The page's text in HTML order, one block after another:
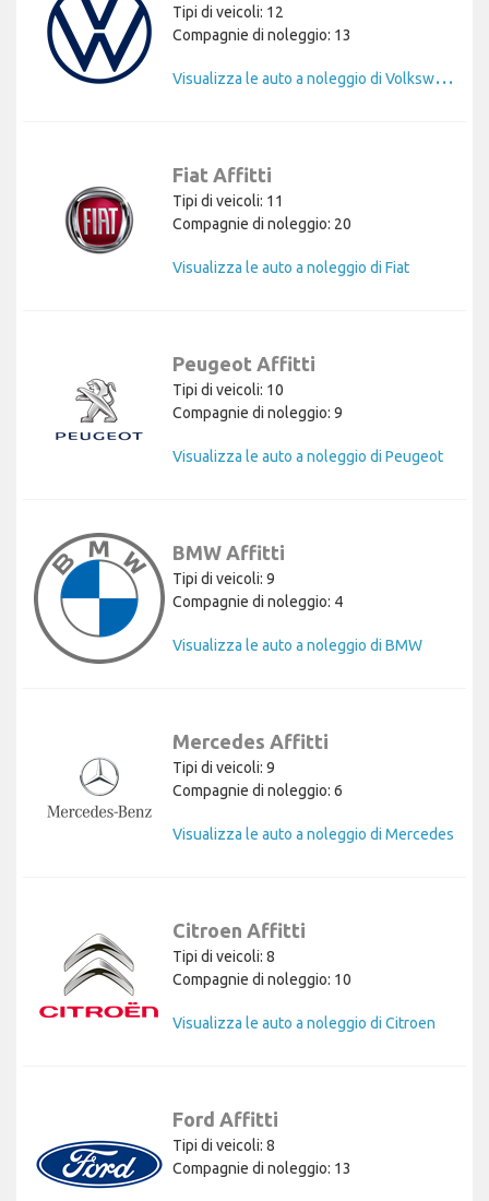
Tipi di veicoli: 12
Compagnie di noleggio: 13
V
isualizza le auto a noleggio di Volkswagen
Fiat Affitti
Tipi di veicoli: 11
Compagnie di noleggio: 20
Visualizza le auto a noleggio di Fiat
Peugeot Affitti
Tipi di veicoli: 10
Compagnie di noleggio: 9
Visualizza le auto a noleggio di Peugeot
BMW Affitti
Tipi di veicoli: 9
Compagnie di noleggio: 4
Visualizza le auto a noleggio di BMW
Mercedes Affitti
Tipi di veicoli: 9
Compagnie di noleggio: 6
Visualizza le auto a noleggio di Mercedes
Citroen Affitti
Tipi di veicoli: 8
Compagnie di noleggio: 10
Visualizza le auto a noleggio di Citroen
Ford Affitti
Tipi di veicoli: 8
Compagnie di noleggio: 13